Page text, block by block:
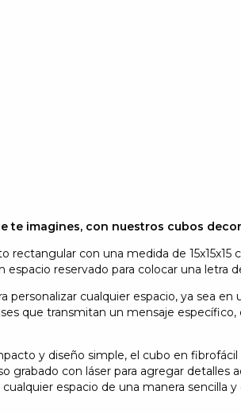
te imagines, con nuestros cubos
rectangular con una medida de
espacio reservado para colocar una letra
personalizar cualquier espacio, ya sea
que transmitan un mensaje
y diseño simple, el cubo en
grabado con láser para agregar
espacio de una manera sencilla